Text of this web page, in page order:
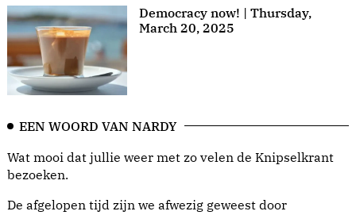
Democracy now! | Thursday,
March 20, 2025
EEN WOORD VAN NARDY
Wat mooi dat jullie weer met zo velen de Knipselkrant
bezoeken.
De afgelopen tijd zijn we afwezig geweest door